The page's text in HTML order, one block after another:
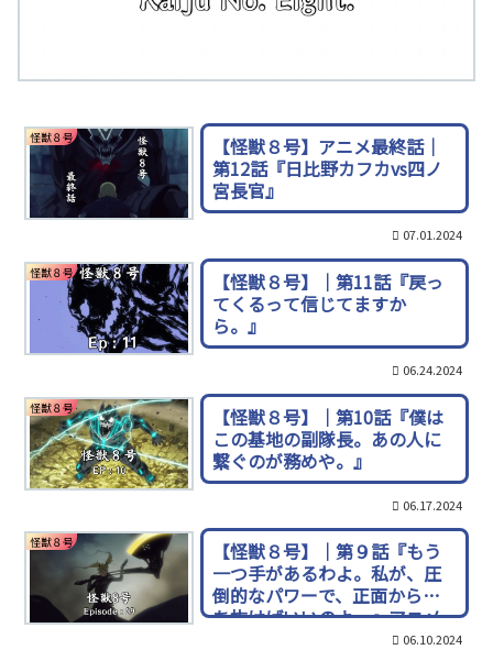
怪獣８号
【怪獣８号】アニメ最終話｜
第12話『日比野カフカvs四ノ
宮長官』
07.01.2024
怪獣８号
【怪獣８号】｜第11話『戻っ
てくるって信じてますか
ら。』
06.24.2024
怪獣８号
【怪獣８号】｜第10話『僕は
この基地の副隊長。あの人に
繋ぐのが務めや。』
06.17.2024
怪獣８号
【怪獣８号】｜第９話『もう
一つ手があるわよ。私が、圧
倒的なパワーで、正面から打
ち抜けばいいのよ。』アニメ
06.10.2024